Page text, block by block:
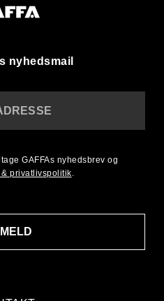
nyhedsmail
GAFFAs nyhedsbrev og
privatlivspolitik.